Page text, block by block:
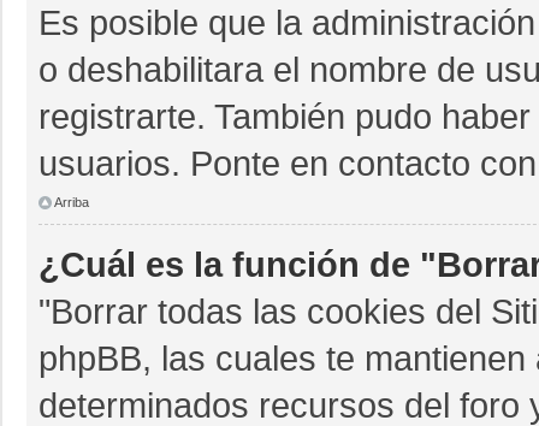
Es posible que la
o deshabilitara el nombre de
registrarte. También pudo
usuarios. Ponte en contacto
Arriba
¿Cuál es la función de
"Borrar todas las cookies del
phpBB, las cuales te
determinados recursos del foro